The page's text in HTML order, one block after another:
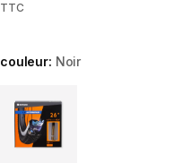
TTC
couleur: Noir